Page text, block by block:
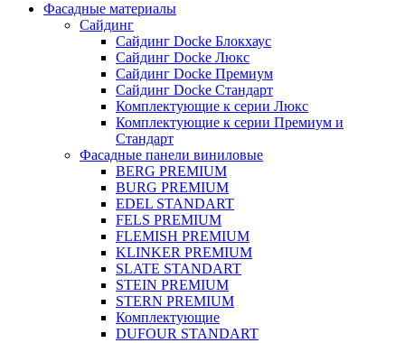
Фасадные материалы
Сайдинг
Сайдинг Docke Блокхаус
Сайдинг Docke Люкс
Сайдинг Docke Премиум
Сайдинг Docke Стандарт
Комплектующие к серии Люкс
Комплектующие к серии Премиум и
Стандарт
Фасадные панели виниловые
BERG PREMIUM
BURG PREMIUM
EDEL STANDART
FELS PREMIUM
FLEMISH PREMIUM
KLINKER PREMIUM
SLATE STANDART
STEIN PREMIUM
STERN PREMIUM
Комплектующие
DUFOUR STANDART